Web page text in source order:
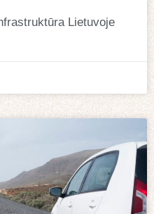
Lietuvoje